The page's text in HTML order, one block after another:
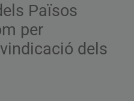
Països
per
dels